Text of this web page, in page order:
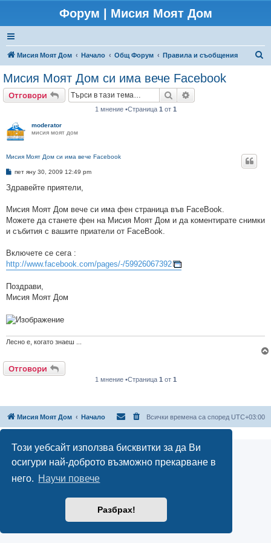
Този уебсайт използва бисквитки за да Ви
осигури най-доброто възможно прекарване в
него. Научи повече
Разбрах!
Форум | Мисия Моят Дом
Мисия Моят Дом Начало Общ Форум Правила и съобщения
Мисия Моят Дом си има вече Facebook
Отговори Търсене
1 мнение •Страница 1 от 1
moderator
мисия моят дом
Мисия Моят Дом си има вече Facebook
М
е
н
е
пет яну 30, 2009 12:49 pm
Здравейте приятели,
Мисия Моят Дом вече си има фен страница във FaceBook.
Можете да станете фен на Мисия Моят Дом и да коментирате снимки
и събития с вашите приатели от FaceBook.
Включете се сега :
http://www.facebook.com/pages/-/59926067392
Поздрави,
Мисия Моят Дом
Лесно е, когато знаеш ...
Отговори
1 мнение •Страница 1 от 1
Мисия Моят Дом Начало Всички времена са според UTC+03:00